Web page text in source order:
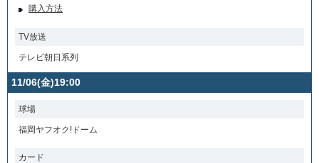
購入方法
TV放送
テレビ朝日系列
11/06(金)19:00
球場
福岡ヤフオク!ドーム
カード